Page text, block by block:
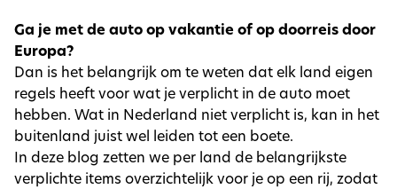
Ga je met de auto op vakantie of op doorreis door
Europa?
Dan is het belangrijk om te weten dat elk land eigen
regels heeft voor wat je verplicht in de auto moet
hebben. Wat in Nederland niet verplicht is, kan in het
buitenland juist wel leiden tot een boete.
In deze blog zetten we per land de belangrijkste
verplichte items overzichtelijk voor je op een rij, zodat